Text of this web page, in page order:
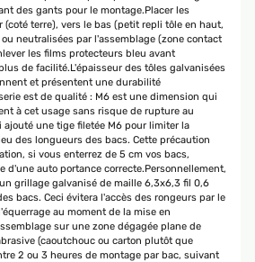
24/11/2024
gekauft, weil uns die Holzhochbeete immer
erklärt sich auch für Nichthandwerker wie
Man muss ein wenig aufpassen wegen der
Teile lassen sich alle gut miteinander
und Muttern sind entsprechend
praktischer, wenn man das Hochbeet zu zweit
halten und einer schrauben.Die Haltbarkeit
das Hochbeet macht aber einen stabilen
unten am Boden auslegen, damit
ins Hochbeet finden.Einen Punkt Abzug
da ein paar Ecken vom Transport verbogen
aber keine Relevanz gehabt.Die Lieferung
des gants pour le montage.Placer les
(coté terre), vers le bas (petit repli tôle en haut,
neutralisées par l'assemblage (zone contact
les films protecteurs bleu avant
de facilité.L'épaisseur des tôles galvanisées
et présentent une durabilité
est de qualité : M6 est une dimension qui
à cet usage sans risque de rupture au
ajouté une tige filetée M6 pour limiter la
des longueurs des bacs. Cette précaution
si vous enterrez de 5 cm vos bacs,
d'une auto portance correcte.Personnellement,
grillage galvanisé de maille 6,3x6,3 fil 0,6
bacs. Ceci évitera l'accès des rongeurs par le
au moment de la mise en
sur une zone dégagée plane de
(caoutchouc ou carton plutôt que
2 ou 3 heures de montage par bac, suivant